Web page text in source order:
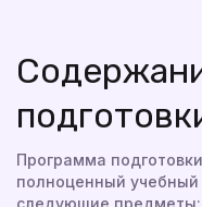
Программа
полноценный учебный